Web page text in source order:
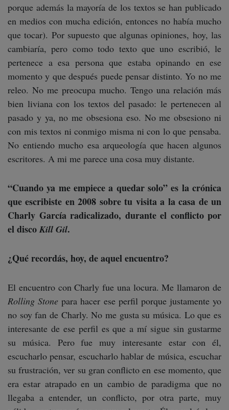
porque además la mayoría de los textos se han publicado
en medios con mucha edición, entonces no había mucho
que tocar). Por supuesto que algunas opiniones, hoy, las
cambiaría, pero como todo texto que uno escribió, le
pertenece a esa persona que estaba opinando en ese
momento y que después puede pensar distinto. Yo no me
releo. No me preocupa mucho. Tengo una relación más
bien liviana con los textos del pasado: le pertenecen al
pasado y ya, no me obsesiona eso. No me obsesiono ni
con mis textos ni conmigo misma ni con lo que pensaba.
No entiendo mucho esa arqueología que hacen algunos
escritores. A mi me parece una cosa muy distante.
“Cuando ya me empiece a quedar solo” es la crónica
que escribiste en 2008 sobre tu visita a la casa de un
Charly García radicalizado, durante el conflicto por
el disco Kill Gil.
¿Qué recordás, hoy, de aquel encuentro?
El encuentro con Charly fue una locura. Me llamaron de
Rolling Stone para hacer ese perfil porque justamente yo
no soy fan de Charly. No me gusta su música. Lo que es
interesante de ese perfil es que a mí sigue sin gustarme
su música. Pero fue muy interesante estar con él,
escucharlo pensar, escucharlo hablar de música, escuchar
su frustración, ver su gran conflicto en ese momento, que
era estar atrapado en un cambio de paradigma que no
llegaba a entender, un conflicto, por otra parte, muy